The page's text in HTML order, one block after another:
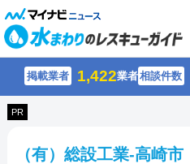
掲載業者 1,422業者相談件数
PR
（有）総設工業-高崎市